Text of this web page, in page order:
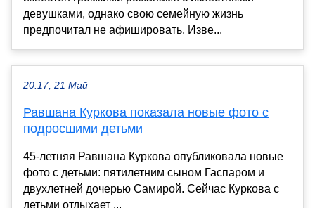
девушками, однако свою семейную жизнь
предпочитал не афишировать. Изве...
20:17, 21 Май
Равшана Куркова показала новые фото с
подросшими детьми
45-летняя Равшана Куркова опубликовала новые
фото с детьми: пятилетним сыном Гаспаром и
двухлетней дочерью Самирой. Сейчас Куркова с
детьми отдыхает ...